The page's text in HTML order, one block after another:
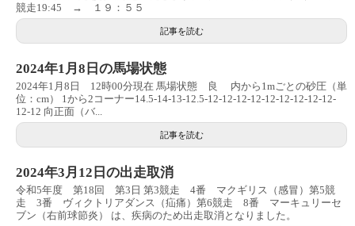
競走19:45 → １９：５５
記事を読む
2024年1月8日の馬場状態
2024年1月8日 12時00分現在 馬場状態 良 内から1mごとの砂圧（単
位：cm） 1から2コーナー14.5-14-13-12.5-12-12-12-12-12-12-12-12-12-
12-12 向正面（バ...
記事を読む
2024年3月12日の出走取消
令和5年度 第18回 第3日 第3競走 4番 マクギリス（感冒）第5競
走 3番 ヴィクトリアダンス（疝痛）第6競走 8番 マーキュリーセ
ブン（右前球節炎） は、疾病のため出走取消となりました。